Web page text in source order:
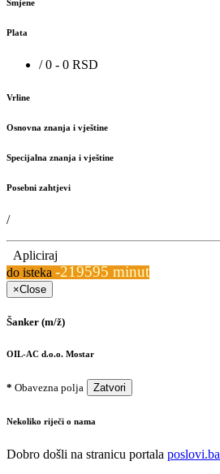
Smjene
Plata
/ 0 - 0 RSD
Vrline
Osnovna znanja i vještine
Specijalna znanja i vještine
Posebni zahtjevi
/
Apliciraj
do isteka -219595 minut
×Close
Šanker (m/ž)
OIL-AC d.o.o. Mostar
* Obavezna polja Zatvori
Nekoliko riječi o nama
Dobro došli na stranicu portala poslovi.ba